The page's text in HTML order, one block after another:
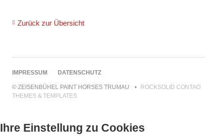
Zurück zur Übersicht
NAVIGATION
IMPRESSUM DATENSCHUTZ
© ZEISENBÜHEL PAINT HORSES TRUMAU
ROCKSOLID CONTAO
THEMES & TEMPLATES
Ihre Einstellung zu Cookies